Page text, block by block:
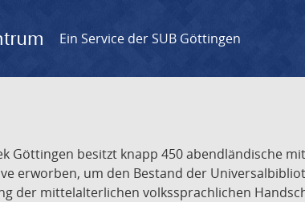
Ein Service der SUB Göttingen
Göttingen besitzt knapp 450 abendländische
erworben, um den Bestand der
der mittelalterlichen volkssprachlichen